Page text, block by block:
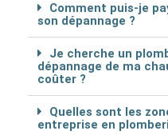
Comment puis-je
son dépannage ?
Je cherche un
dépannage de ma
coûter ?
Quelles sont les
entreprise en